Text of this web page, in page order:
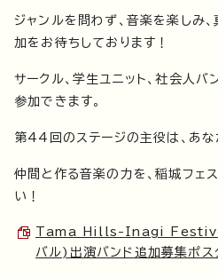
ジャンルを問わず、音楽を楽しみ
加をお待ちしております！
サークル、学生ユニット、社会人
参加できます。
第44回のステージの主役は、あな
仲間と作る音楽の力を、稲城フェ
い！
Tama Hills-Inagi
バル)出演バンド追加募集ポ